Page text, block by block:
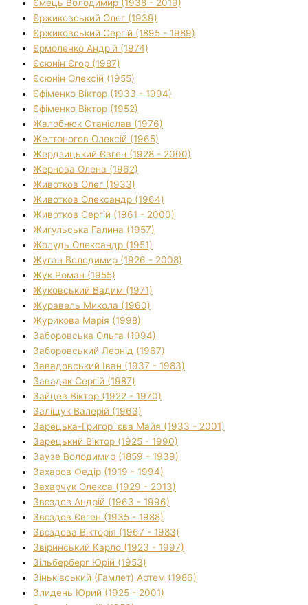
Ємець Володимир (1938 - 2019)
Єржиковський Олег (1939)
Єржиковський Сергій (1895 - 1989)
Єрмоленко Андрій (1974)
Єсюнін Єгор (1987)
Єсюнін Олексій (1955)
Єфіменко Віктор (1933 - 1994)
Єфіменко Віктор (1952)
Жалобнюк Станіслав (1976)
Желтоногов Олексій (1965)
Жердзицький Євген (1928 - 2000)
Жернова Олена (1962)
Животков Олег (1933)
Животков Олександр (1964)
Животков Сергій (1961 - 2000)
Жигульська Галина (1957)
Жолудь Олександр (1951)
Жуган Володимир (1926 - 2008)
Жук Роман (1955)
Жуковський Вадим (1971)
Журавель Микола (1960)
Журикова Марія (1998)
Заборовська Ольга (1994)
Заборовський Леонід (1967)
Завадовський Іван (1937 - 1983)
Завадяк Сергій (1987)
Зайцев Віктор (1922 - 1970)
Заліщук Валерій (1963)
Зарецька-Григор`єва Майя (1933 - 2001)
Зарецький Віктор (1925 - 1990)
Заузе Володимир (1859 - 1939)
Захаров Федір (1919 - 1994)
Захарчук Олекса (1929 - 2013)
Звєздов Андрій (1963 - 1996)
Звєздов Євген (1935 - 1988)
Звєздова Вікторія (1967 - 1983)
Звіринський Карло (1923 - 1997)
Зільберберг Юрій (1953)
Зіньківський (Гамлет) Артем (1986)
Злидень Юрий (1925 - 2001)